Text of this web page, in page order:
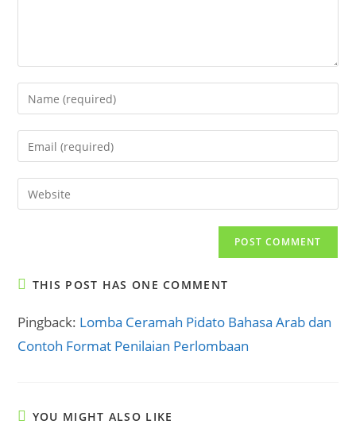
Enter
your
name
comment
Enter
your
email
address
Enter
your
THIS POST HAS ONE COMMENT
Pingback: Lomba Ceramah Pidato Bahasa Arab dan
Contoh Format Penilaian Perlombaan
YOU MIGHT ALSO LIKE